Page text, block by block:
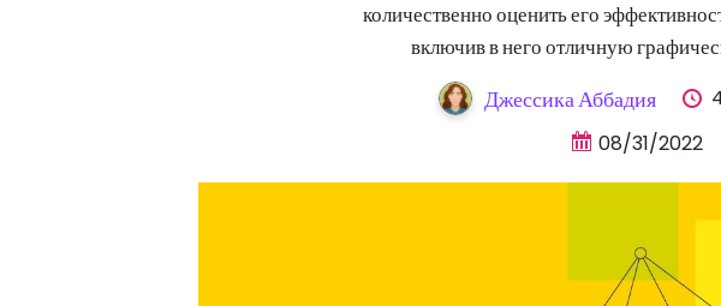
количественно оценить его
включив в него отличную
Джессика Аббадия
08/31/2022